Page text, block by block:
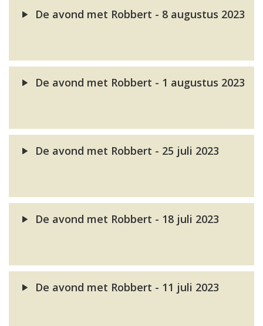
De avond met Robbert - 8 augustus 2023
De avond met Robbert - 1 augustus 2023
De avond met Robbert - 25 juli 2023
De avond met Robbert - 18 juli 2023
De avond met Robbert - 11 juli 2023